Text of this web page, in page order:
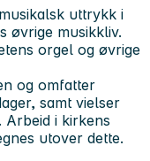
uttrykk i
øvrige musikkliv.
orgel og øvrige
og omfatter
samt vielser
i kirkens
utover dette.